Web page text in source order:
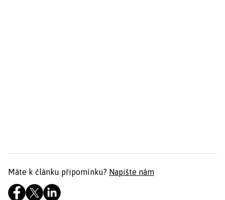
Máte k článku připomínku? Napište nám